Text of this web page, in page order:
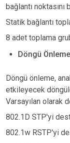
bağlantı noktasını
Statik bağlantı
8 adet toplama
Döngü Önleme
Döngü önleme,
etkileyecek
Varsayılan olarak
802.1D STP'yi
802.1w RSTP'yi